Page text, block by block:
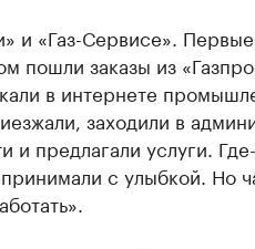
и «Газ-Сервисе». Первые
пошли заказы из
в интернете
заходили в
предлагали услуги.
с улыбкой. Но